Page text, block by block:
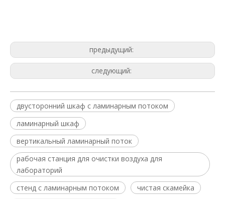
предыдущий:
следующий:
двусторонний шкаф с ламинарным потоком
ламинарный шкаф
вертикальный ламинарный поток
рабочая станция для очистки воздуха для
лабораторий
стенд с ламинарным потоком
чистая скамейка